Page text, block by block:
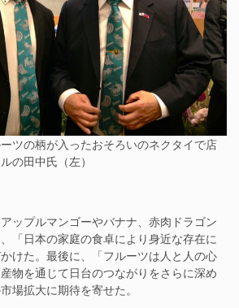
ツの柄が入ったおそろいのネクタイで店
の田中氏（左）
ップルマンゴーやバナナ、赤肉ドラゴン
「日本の家庭の食卓により身近な存在に
けた。最後に、「フルーツは人と人の心
物を通じて日台のつながりをさらに深め
場拡大に期待を寄せた。